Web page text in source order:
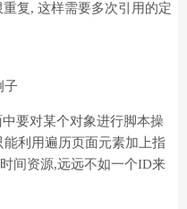
复, 这样需要多次引用的定
子
要对某个对象进行脚本操
利用遍历页面元素加上指
间资源,远远不如一个ID来